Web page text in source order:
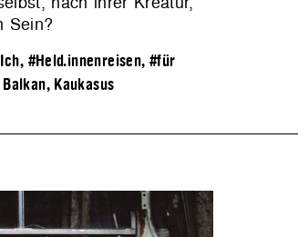
Sein?
, #Held.innenreisen, #für
Kaukasus